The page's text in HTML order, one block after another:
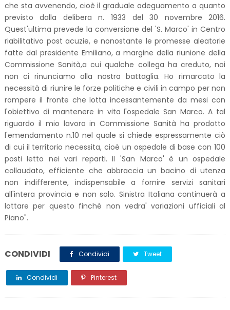
che sta avvenendo, cioè il graduale adeguamento a quanto
previsto dalla delibera n. 1933 del 30 novembre 2016.
Quest'ultima prevede la conversione del 'S. Marco' in Centro
riabilitativo post acuzie, e nonostante le promesse aleatorie
fatte dal presidente Emiliano, a margine della riunione della
Commissione Sanità,a cui qualche collega ha creduto, noi
non ci rinunciamo alla nostra battaglia. Ho rimarcato la
necessità di riunire le forze politiche e civili in campo per non
rompere il fronte che lotta incessantemente da mesi con
l'obiettivo di mantenere in vita l'ospedale San Marco. A tal
riguardo il mio lavoro in Commissione Sanità ha prodotto
l'emendamento n.10 nel quale si chiede espressamente ciò
di cui il territorio necessita, cioè un ospedale di base con 100
posti letto nei vari reparti. Il 'San Marco' è un ospedale
collaudato, efficiente che abbraccia un bacino di utenza
non indifferente, indispensabile a fornire servizi sanitari
all'intera provincia e non solo. Sinistra Italiana continuerà a
lottare per questo finché non vedra' variazioni ufficiali al
Piano".
CONDIVIDI Condividi Tweet
Condividi Pinterest